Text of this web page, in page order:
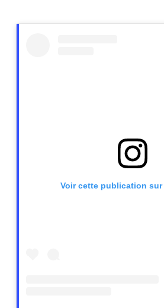
Voir cette publication sur